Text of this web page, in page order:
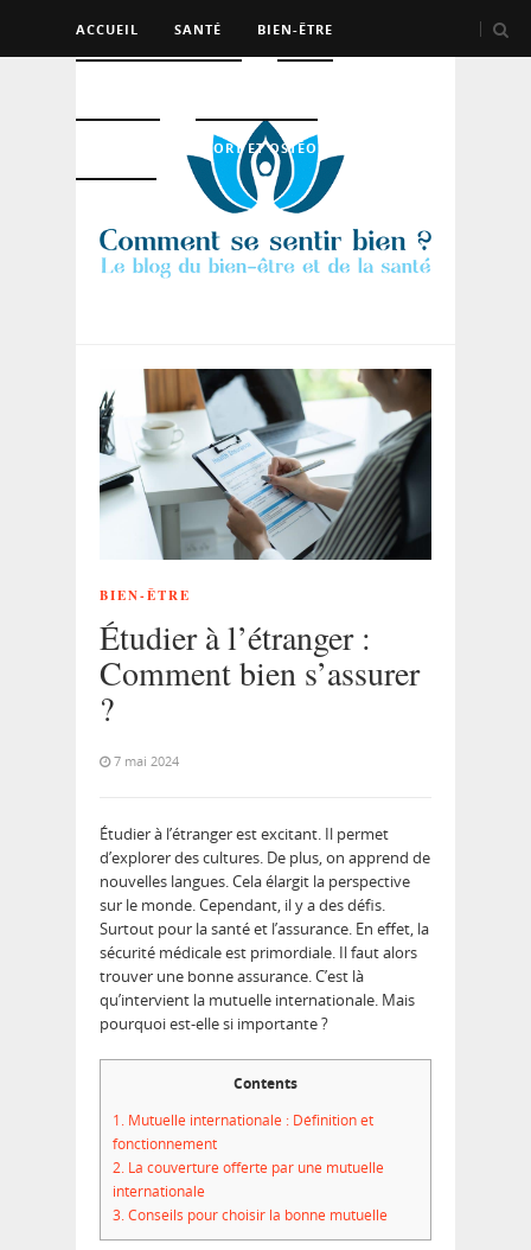
ACCUEIL SANTÉ BIEN-ÊTRE
SPORT ET OSTÉO
BIEN-ÊTRE
Étudier à l’étranger :
Comment bien s’assurer
?
7 mai 2024
Étudier à l’étranger est excitant. Il permet
d’explorer des cultures. De plus, on apprend de
nouvelles langues. Cela élargit la perspective
sur le monde. Cependant, il y a des défis.
Surtout pour la santé et l’assurance. En effet, la
sécurité médicale est primordiale. Il faut alors
trouver une bonne assurance. C’est là
qu’intervient la mutuelle internationale. Mais
pourquoi est-elle si importante ?
Contents
1. Mutuelle internationale : Définition et
fonctionnement
2. La couverture offerte par une mutuelle
internationale
3.Conseils pour choisir la bonne mutuelle